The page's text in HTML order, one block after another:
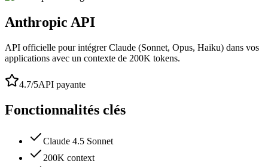
Anthropic API
API officielle pour intégrer Claude (Sonnet, Opus, Haiku) dans vos
applications avec un contexte de 200K tokens.
4.7/5API payante
Fonctionnalités clés
Claude 4.5 Sonnet
200K context